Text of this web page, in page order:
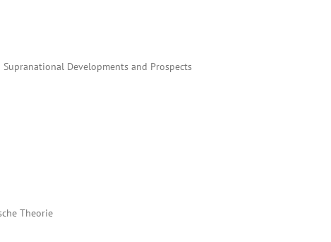
Developments and Prospects
Theorie